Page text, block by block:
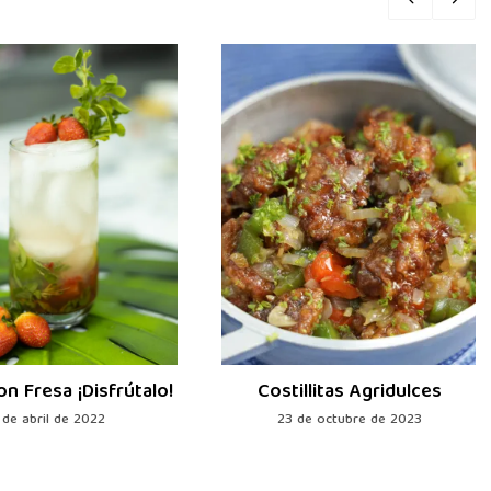
Fresa ¡Disfrútalo!
de abril de 2022
Costillitas Agridulces
23 de octubre de 2023